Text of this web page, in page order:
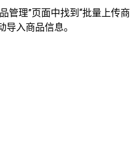
管理”页面中找到“批量上传商
入商品信息。